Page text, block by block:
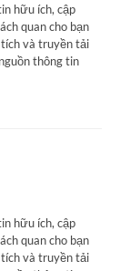
hữu ích, cập
quan cho bạn
và truyền tải
thông tin
hữu ích, cập
quan cho bạn
và truyền tải